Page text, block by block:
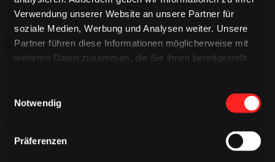
Verwendung unserer Website an unsere Partner für
soziale Medien, Werbung und Analysen weiter. Unsere
Partner führen diese Informationen möglicherweise mit
weiteren Daten zusammen, die Sie ihnen bereitgestellt
Notwendig
Präferenzen
TRIKOTS
TRIKOTS
TRIKOTS